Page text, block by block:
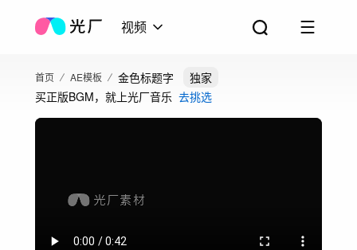
视频
首页 AE模板 金色标题字
独家
买正版BGM，就上光厂音乐 去挑选